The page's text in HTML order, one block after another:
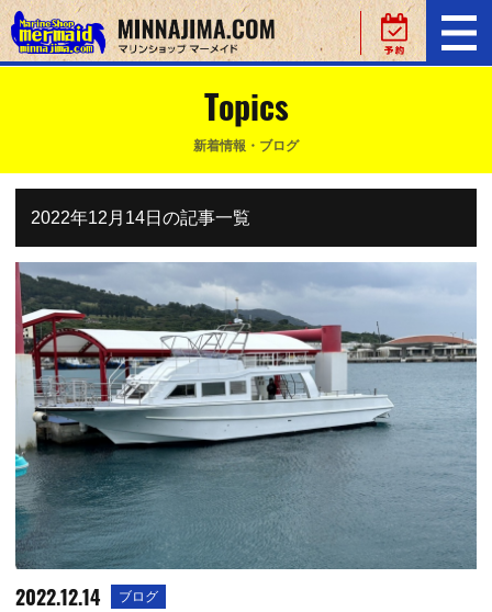
Topics
新着情報・ブログ
2022年12月14日の記事一覧
2022.12.14 ブログ